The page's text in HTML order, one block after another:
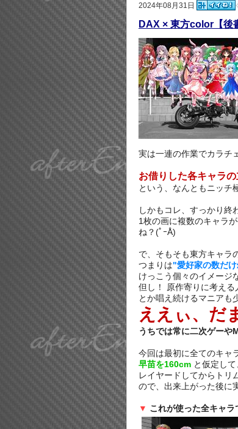
2024年08月31日
DAX × 東方color【後
実は一連の作業でカラチ
お借りした各キャラ
という、なんともニッチ
しかもコレ、すっかり終
1枚の画に複数のキャラ
ね？(ﾟｰÅ)
で、そもそも東方キャラ
つまりは"愛好家の数だ
けっこう個々のイメージ
但し！ 原作寄りに考える
とか唱え続けるマニアも
ええぃ、だ
うちでは常に二次ゲーや
今回は最初に全てのキャ
早苗を160cm と仮定し
レイヤードしてからトリ
ので、出来上がった後に
▼ これが使った全キャラ